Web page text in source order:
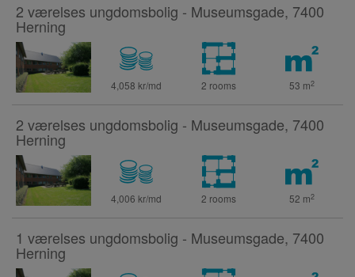
2 værelses ungdomsbolig - Museumsgade, 7400
Herning
4,058 kr/md 2 rooms 53 m2
2 værelses ungdomsbolig - Museumsgade, 7400
Herning
4,006 kr/md 2 rooms 52 m2
1 værelses ungdomsbolig - Museumsgade, 7400
Herning